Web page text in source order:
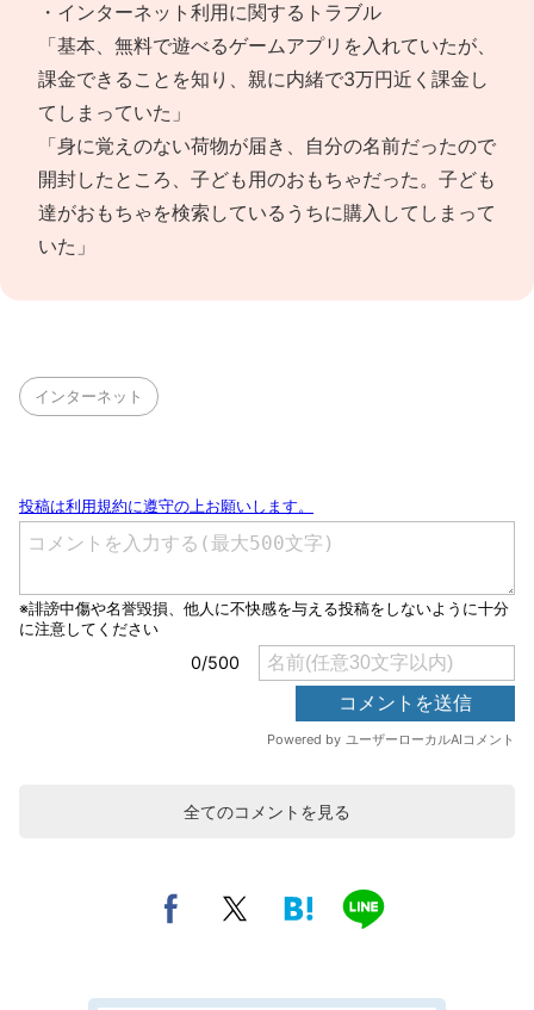
・インターネット利用に関するトラブル
「基本、無料で遊べるゲームアプリを入れていたが、
課金できることを知り、親に内緒で3万円近く課金し
てしまっていた」
「身に覚えのない荷物が届き、自分の名前だったので
開封したところ、子ども用のおもちゃだった。子ども
達がおもちゃを検索しているうちに購入してしまって
いた」
インターネット
全てのコメントを見る